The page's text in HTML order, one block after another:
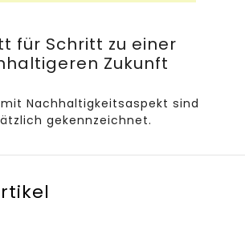
für Schritt zu einer
Zukunft
Nachhaltigkeitsaspekt sind
gekennzeichnet.